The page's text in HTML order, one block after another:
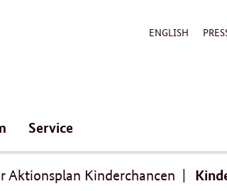
ENGLISH
Service
Aktionsplan Kinderchancen